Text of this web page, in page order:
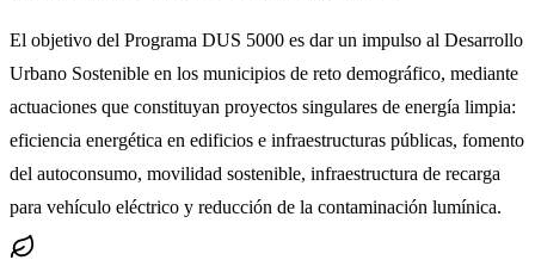
El objetivo del Programa DUS 5000 es dar un impulso al Desarrollo
Urbano Sostenible en los municipios de reto demográfico, mediante
actuaciones que constituyan proyectos singulares de energía limpia:
eficiencia energética en edificios e infraestructuras públicas, fomento
del autoconsumo, movilidad sostenible, infraestructura de recarga
para vehículo eléctrico y reducción de la contaminación lumínica.